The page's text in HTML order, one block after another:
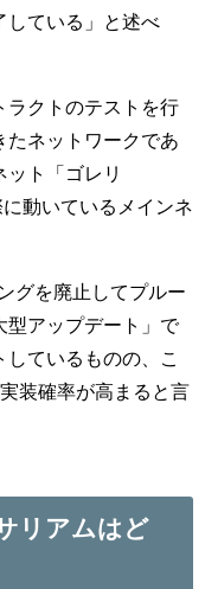
している」と述べ
ラクトのテストを行
たネットワークであ
ット「ゴレリ
動いているメインネ
グを廃止してプルー
型アップデート」で
ているものの、こ
装確率が高まると言
リアムはど